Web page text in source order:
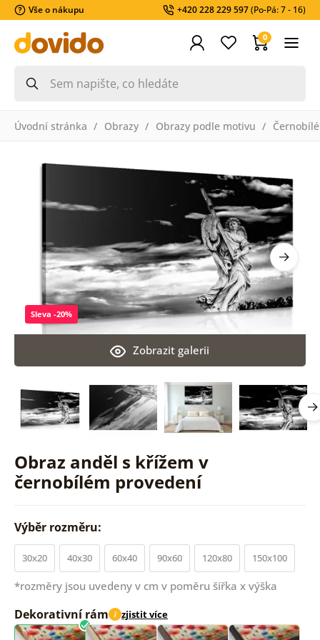
Vše o nákupu +420 228 229 597(Po-Pá: 7 - 16)
0
Úvodní stránka Obrazy Obrazy podle motivu
Obraz anděl s křížem v
černobílém provedení
Zobrazit galerii
Sleva -20%
Výběr rozměru:
30x20 40x30 60x40 90x60 120x80 150x100
*rozměry jsou uvedeny v cm v poměru šířka x výška
Dekorativní rám i zjistit více